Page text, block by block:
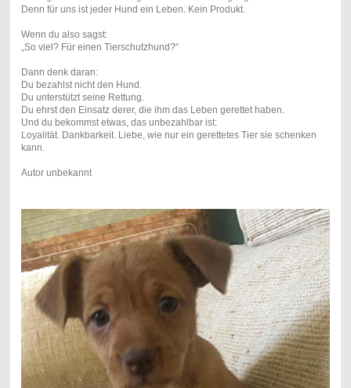
Denn für uns ist jeder Hund ein Leben. Kein Produkt.
Wenn du also sagst:
„So viel? Für einen Tierschutzhund?“
Dann denk daran:
Du bezahlst nicht den Hund.
Du unterstützt seine Rettung.
Du ehrst den Einsatz derer, die ihm das Leben gerettet haben.
Und du bekommst etwas, das unbezahlbar ist:
Loyalität. Dankbarkeit. Liebe, wie nur ein gerettetes Tier sie schenken
kann.
Autor unbekannt